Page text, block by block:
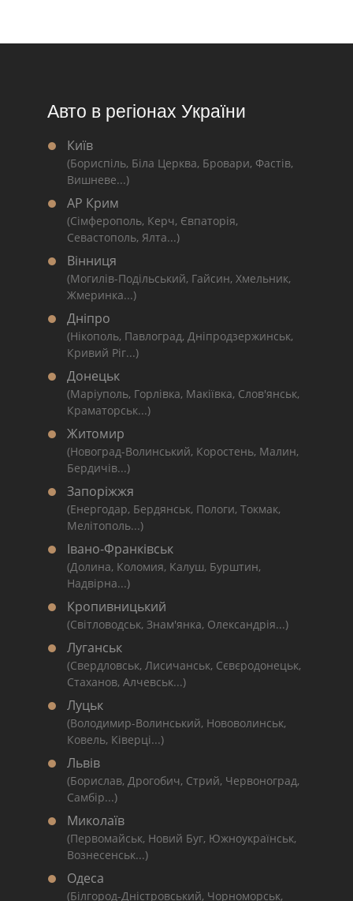
Авто в регіонах України
Київ
(Бориспіль, Біла Церква, Бровари, Фастів,
Вишневе...)
АР Крим
(Сімферополь, Керч, Євпаторія,
Севастополь, Ялта...)
Вінниця
(Могилів-Подільський, Гайсин, Хмельник,
Жмеринка...)
Дніпро
(Нікополь, Павлоград, Дніпродзержинськ,
Кривий Ріг...)
Донецьк
(Маріуполь, Горлівка, Макіївка, Слов'янськ,
Краматорськ...)
Житомир
(Новоград-Волинський, Коростень, Малин,
Бердичів...)
Запоріжжя
(Енергодар, Бердянськ, Пологи, Токмак,
Мелітополь...)
Івано-Франківськ
(Долина, Коломия, Калуш, Бурштин,
Надвірна...)
Кропивницький
(Світловодськ, Знам'янка, Олександрія...)
Луганськ
(Свердловськ, Лисичанськ, Сєвєродонецьк,
Стаханов, Алчевськ...)
Луцьк
(Володимир-Волинський, Нововолинськ,
Ковель, Ківерці...)
Львів
(Борислав, Дрогобич, Стрий, Червоноград,
Самбір...)
Миколаїв
(Первомайськ, Новий Буг, Южноукраїнськ,
Вознесенськ...)
Одеса
(Білгород-Дністровський, Чорноморськ,